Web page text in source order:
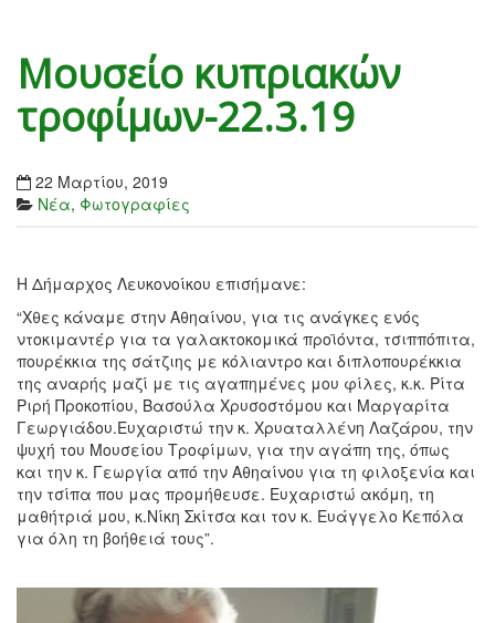
Μουσείο κυπριακών
τροφίμων-22.3.19
22 Μαρτίου, 2019
Νέα, Φωτογραφίες
Η Δήμαρχος Λευκονοίκου επισήμανε:
“Χθες κάναμε στην Αθηαίνου, για τις ανάγκες ενός
ντοκιμαντέρ για τα γαλακτοκομικά προϊόντα, τσιππόπιτα,
πουρέκκια της σάτζιης με κόλιαντρο και διπλοπουρέκκια
της αναρής μαζί με τις αγαπημένες μου φίλες, κ.κ. Ρίτα
Ριρή Προκοπίου, Βασούλα Χρυσοστόμου και Μαργαρίτα
Γεωργιάδου.Ευχαριστώ την κ. Χρυαταλλένη Λαζάρου, την
ψυχή του Μουσείου Τροφίμων, για την αγάπη της, όπως
και την κ. Γεωργία από την Αθηαίνου για τη φιλοξενία και
την τσίπα που μας προμήθευσε. Ευχαριστώ ακόμη, τη
μαθήτριά μου, κ.Νίκη Σκίτσα και τον κ. Ευάγγελο Κεπόλα
για όλη τη βοήθειά τους”.